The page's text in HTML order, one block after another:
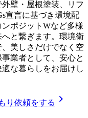
壁・屋根塗装、リフ
宣言に基づき環境配
ポジットWなど多様
と繋ぎます。環境衛
美しさだけでなく空
業者として、安心と
な暮らしをお届けし
り依頼をする chevron_right